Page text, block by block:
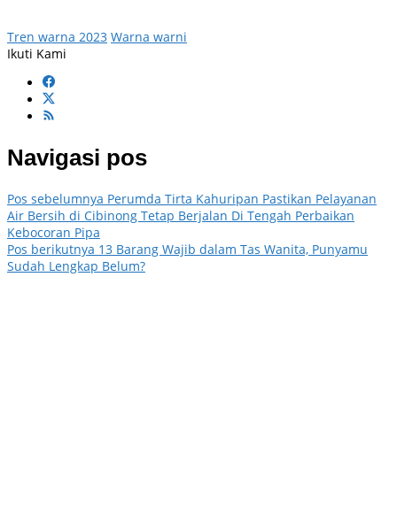
Tren warna 2023 Warna warni
Ikuti Kami
Navigasi pos
Pos sebelumnya Perumda Tirta Kahuripan Pastikan Pelayanan
Air Bersih di Cibinong Tetap Berjalan Di Tengah Perbaikan
Kebocoran Pipa
Pos berikutnya 13 Barang Wajib dalam Tas Wanita, Punyamu
Sudah Lengkap Belum?